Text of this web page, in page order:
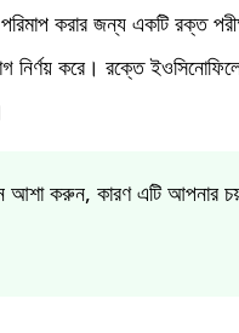
করার জন্য একটি রক্ত
নির্ণয় করে। রক্তে
আশা করুন, কারণ এটি আপনার